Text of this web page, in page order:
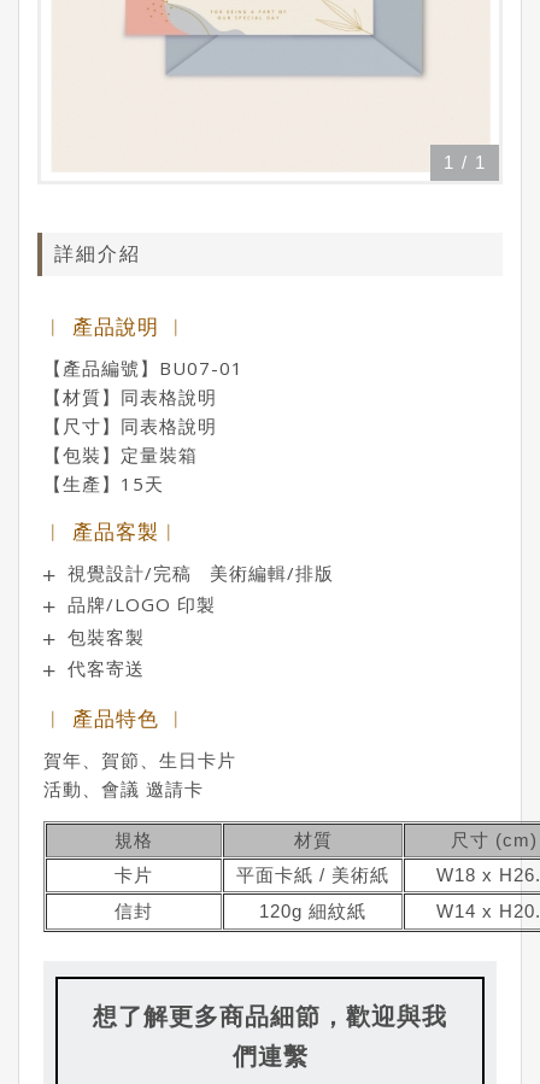
1 / 1
詳細介紹
︱ 產品說明 ︱
【產品編號】BU07-01
【材質】同表格說明
【尺寸】同表格說明
【包裝】定量裝箱
【生產】15天
︱ 產品客製︱
視覺設計/完稿 美術編輯/排版
品牌/LOGO 印製
包裝客製
代客寄送
︱ 產品特色 ︱
賀年、賀節、生日卡片
活動、會議 邀請卡
規格 材質 尺寸 (cm)
卡片
平面卡紙 / 美術紙
W18 x
信封
120g 細紋紙 W14 x
想了解更多商品細節，歡迎與我
們連繫